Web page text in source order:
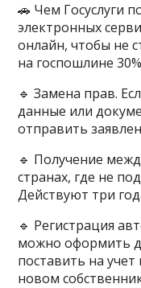
🚗 Чем Госуслуги
электронных
онлайн, чтобы не
на госпошлине
🔹 Замена прав.
данные или
отправить
🔹 Получение
странах, где не
Действуют три
🔹 Регистрация
можно оформить
поставить на
новом